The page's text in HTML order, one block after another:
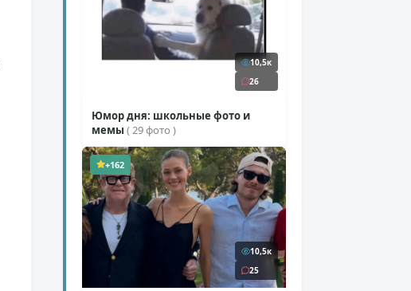
10,5к
26
Юмор дня: школьные фото и
мемы ( 29 фото )
+162
10,5к
25